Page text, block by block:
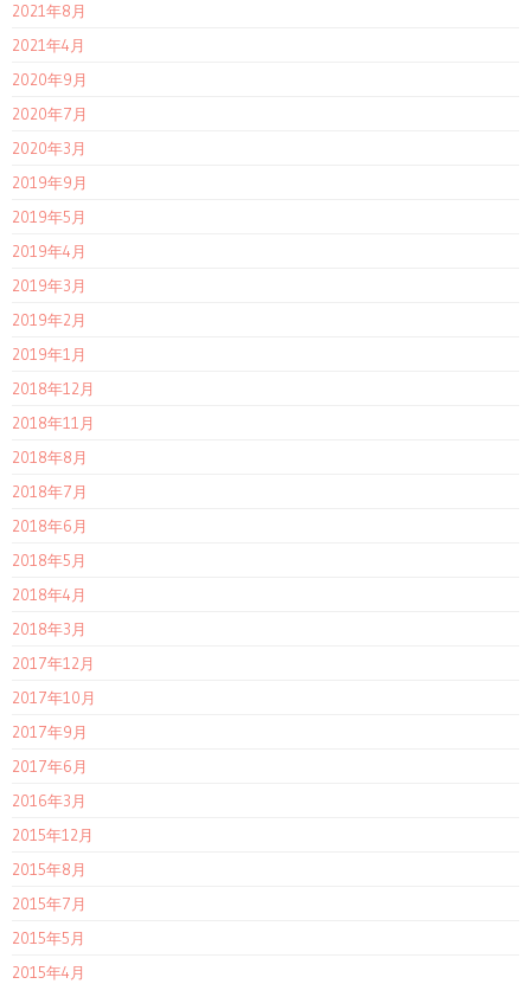
2021年8月
2021年4月
2020年9月
2020年7月
2020年3月
2019年9月
2019年5月
2019年4月
2019年3月
2019年2月
2019年1月
2018年12月
2018年11月
2018年8月
2018年7月
2018年6月
2018年5月
2018年4月
2018年3月
2017年12月
2017年10月
2017年9月
2017年6月
2016年3月
2015年12月
2015年8月
2015年7月
2015年5月
2015年4月